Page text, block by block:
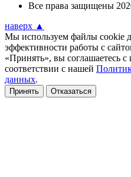
Все права защищены
наверх ▲
Мы используем файлы cookie
эффективности работы с
«Принять», вы соглашаетесь
соответствии с нашей
данных.
Принять Отказаться